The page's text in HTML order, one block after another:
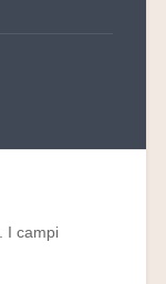
I campi